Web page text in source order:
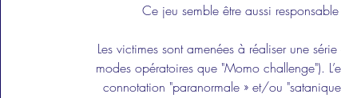
Ce jeu semble être aussi
Les victimes sont amenées à réaliser une
modes opératoires que "Momo challenge").
connotation "paranormale » et/ou